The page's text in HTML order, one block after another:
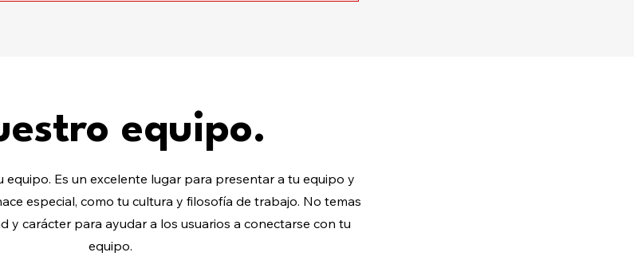
equipo.
equipo. Es un excelente lugar para presentar a tu equipo y
especial, como tu cultura y filosofía de trabajo. No temas
y carácter para ayudar a los usuarios a conectarse con tu
equipo.